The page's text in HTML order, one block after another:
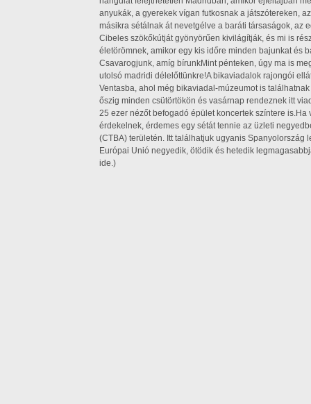
anyukák, a gyerekek vígan futkosnak a játszótereken,
másikra sétálnak át nevetgélve a baráti társaságok, az
Cibeles szökőkútját gyönyörűen kivilágítják, és mi is
életörömnek, amikor egy kis időre minden bajunkat és
Csavarogjunk, amíg bírunkMint pénteken, úgy ma is
utolsó madridi délelőttünkre!A bikaviadalok rajongói
Ventasba, ahol még bikaviadal-múzeumot is
őszig minden csütörtökön és vasárnap rendeznek itt
25 ezer nézőt befogadó épület koncertek színtere is.Ha
érdekelnek, érdemes egy sétát tennie az üzleti
(CTBA) területén. Itt találhatjuk ugyanis Spanyolország
Európai Unió negyedik, ötödik és hetedik
ide.)